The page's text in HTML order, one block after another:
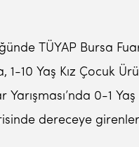
TÜYAP Bursa
10 Yaş Kız Çocuk
0-1
dereceye